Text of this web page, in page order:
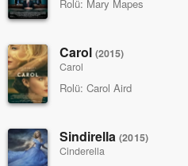
Rolü: Mary Mapes
Carol(2015)
Carol
Rolü: Carol Aird
Sindirella(2015)
Cinderella